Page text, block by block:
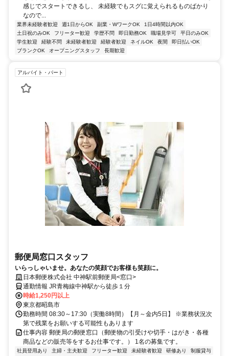
感じでスタートできるし、 未経験でもスグに覚えられるものばかり
なので...
業界未経験者歓迎 週1日からOK 副業・WワークOK
1日4時間以内OK
土日祝のみOK
フリーター歓迎 学歴不問 即日勤務OK 職場見学可
平日のみOK
学生歓迎
経験不問 未経験者歓迎 経験者歓迎 ネイルOK 夜間
即日払いOK
ブランクOK
オープニングスタッフ 長期歓迎
アルバイト・パート
郵便局窓口スタッフ
いらっしゃいませ。あなたの笑顔でお客様も笑顔に。
日本郵便株式会社 中神駅前郵便局<窓口>
通勤情報 JR青梅線中神駅から徒歩１分
時給1,250円以上
東京都昭島市
勤務時間 08:30～17:30（実働8時間）【月～金内5日】 ※業務状況次
第で残業をお願いする可能性もあります
仕事内容 郵便局の郵便窓口（郵便物の引受けや切手・はがき・各種
商品などの販売等をするお仕事です。） 1名の募集です。
社員登用あり 主婦・主夫歓迎 フリーター歓迎 未経験者歓迎 研修あり
制服貸与